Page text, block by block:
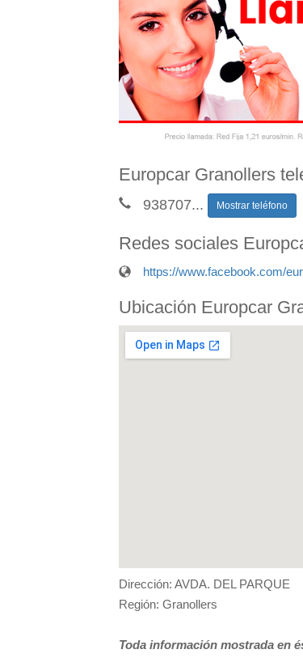
Europcar Granollers
938707... Mostrar teléfono
Redes sociales
https://www.facebook.com/
Ubicación Europcar
Dirección: AVDA. DEL PARQUE
Región: Granollers
Toda información mostrada en